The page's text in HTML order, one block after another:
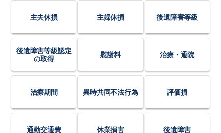
主夫休損 主婦休損 後遺障害等級
後遺障害等級認定
の取得
慰謝料 治療・通院
治療期間 異時共同不法行為 評価損
通勤交通費 休業損害 後遺障害